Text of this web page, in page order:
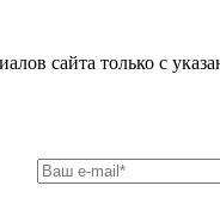
сайта только с